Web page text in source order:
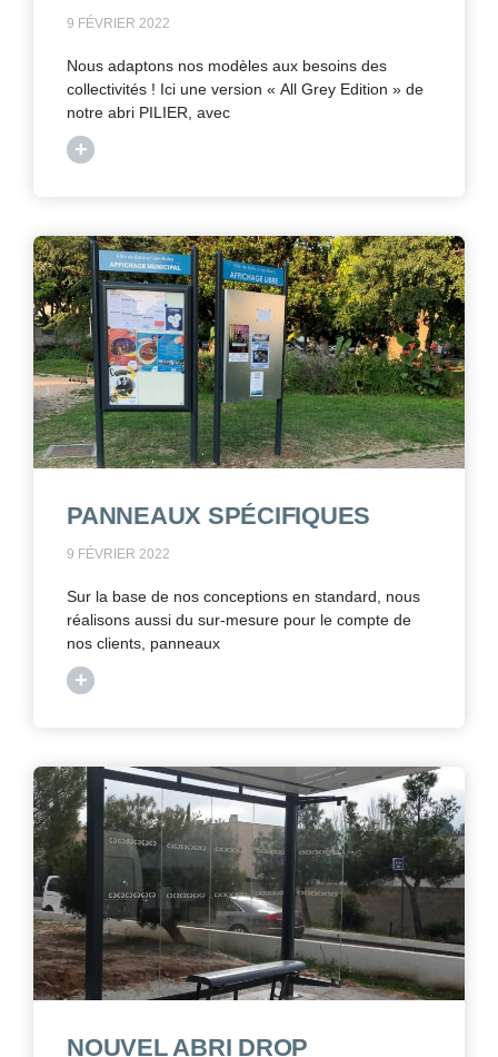
9 FÉVRIER 2022
Nous adaptons nos modèles aux besoins des
collectivités ! Ici une version « All Grey Edition » de
notre abri PILIER, avec
+
PANNEAUX SPÉCIFIQUES
9 FÉVRIER 2022
Sur la base de nos conceptions en standard, nous
réalisons aussi du sur-mesure pour le compte de
nos clients, panneaux
+
NOUVEL ABRI DROP